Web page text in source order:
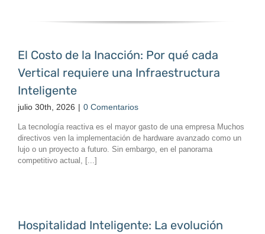
El Costo de la Inacción: Por qué cada
Vertical requiere una Infraestructura
Inteligente
julio 30th, 2026 | 0 Comentarios
La tecnología reactiva es el mayor gasto de una empresa Muchos
directivos ven la implementación de hardware avanzado como un
lujo o un proyecto a futuro. Sin embargo, en el panorama
competitivo actual, [...]
Hospitalidad Inteligente: La evolución